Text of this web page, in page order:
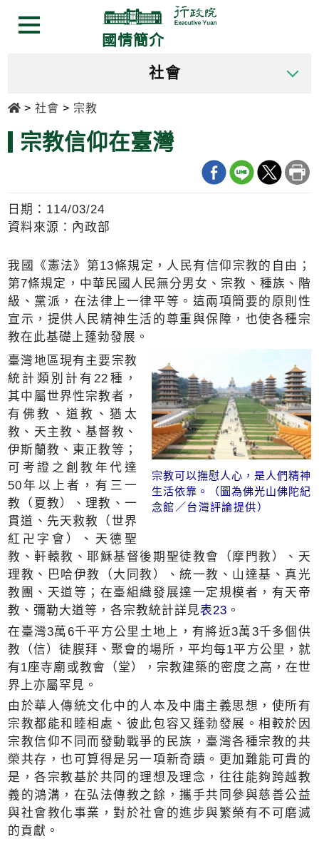
區
塊
To
區
塊
選單按鈕
國情簡介
社會
首頁 社會 宗教
宗教信仰在臺灣
日期：114/03/24
資料來源：內政部
我國《憲法》第13條規定，人民有信仰宗教的自由；
第7條規定，中華民國人民無分男女、宗教、種族、階
級、黨派，在法律上一律平等。這兩項簡要的原則性
宣示，提供人民精神生活的尊重與保障，也使各種宗
教在此基礎上蓬勃發展。
宗教可以撫慰人心，是人們精神
生活依靠。（圖為佛光山佛陀紀
念館／台灣評論提供）
臺灣地區現有主要宗教
統計類別計有22種，
其中屬世界性宗教者，
有佛教、道教、猶太
教、天主教、基督教、
伊斯蘭教、東正教等；
可考證之創教年代達
50年以上者，有三一
教（夏教）、理教、一
貫道、先天救教（世界
紅卍字會）、天德聖
教、軒轅教、耶穌基督後期聖徒教會（摩門教）、天
理教、巴哈伊教（大同教）、統一教、山達基、真光
教團、天道等；在臺組織發展達一定規模者，有天帝
教、彌勒大道等，各宗教統計詳見表23 。
在臺灣3萬6千平方公里土地上，有將近3萬3千多個供
教（信）徒膜拜、聚會的場所，平均每1平方公里，就
有1座寺廟或教會（堂），宗教建築的密度之高，在世
界上亦屬罕見。
由於華人傳統文化中的人本及中庸主義思想，使所有
宗教都能和睦相處、彼此包容又蓬勃發展。相較於因
宗教信仰不同而發動戰爭的民族，臺灣各種宗教的共
榮共存，也可算得是另一項新奇蹟。更加難能可貴的
是，各宗教基於共同的理想及理念，往往能夠跨越教
義的鴻溝，在弘法傳教之餘，攜手共同參與慈善公益
與社會教化事業，對於社會的進步與繁榮有不可磨滅
的貢獻。